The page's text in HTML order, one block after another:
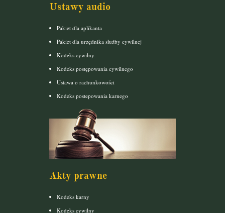
Ustawy audio
Pakiet dla aplikanta
Pakiet dla urzędnika służby cywilnej
Kodeks cywilny
Kodeks postępowania cywilnego
Ustawa o rachunkowości
Kodeks postepowania karnego
Akty prawne
Kodeks karny
Kodeks cywilny